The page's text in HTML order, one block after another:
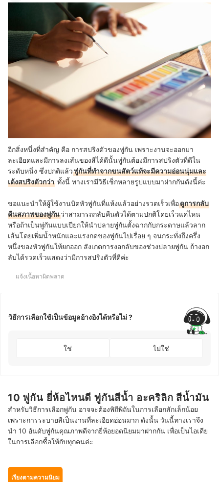
อีกสิ่งหนึ่งที่สำคัญ คือ การสปริงตัวของพู่กัน เพราะงานจะออกมา
ละเอียดและมีการลงเส้นของสีได้ดีนั้นพู่กันต้องมีการสปริงตัวที่ดีใน
ระดับหนึ่ง ซึ่งปกติแล้วพู่กันที่ทำจากขนสัตว์แท้จะมีความอ่อนนุ่มและ
เด้งสปริงตัวกว่า ทั้งนี้ ทางเรามีวิธีเช็กหลายรูปแบบมาฝากกันดังนี้ค่ะ
ขอแนะนำให้ผู้ใช้งานบิดหัวพู่กันที่แห้งแล้วอย่างรวดเร็วเพื่อดูการกลับ
คืนสภาพของพู่กันว่าสามารถกลับคืนตัวได้ตามปกติโดยเร็วแค่ไหน
หรือถ้าเป็นพู่กันแบบเปียกให้นำปลายพู่กันตั้งฉากกับกระดาษแล้วลาก
เส้นโดยเพิ่มน้ำหนักและแรงกดของพู่กันไปเรื่อย ๆ จนกระทั่งถึงครึ่ง
หนึ่งของหัวพู่กันให้ยกออก สังเกตการงอกลับของช่วงปลายพู่กัน ถ้างอก
ลับได้รวดเร็วแสดงว่ามีการสปริงตัวที่ดีค่ะ
แจ้งเนื้อหาผิดพลาด
วิธีการเลือกใช้เป็นข้อมูลอ้างอิงได้หรือไม่ ?
ใช่ ไม่ใช่
10 พู่กัน ยี่ห้อไหนดี พู่กันสีน้ำ อะคริลิก สีน้ำมัน
สำหรับวิธีการเลือกพู่กัน อาจจะต้องพิถีพิถันในการเลือกสักเล็กน้อย
เพราะการระบายสีเป็นงานที่ละเอียดอ่อนมาก ดังนั้น วันนี้ทางเราจึง
นำ 10 อันดับพู่กันคุณภาพดีจากยี่ห้อยอดนิยมมาฝากกัน เพื่อเป็นไอเดีย
ในการเลือกซื้อให้กับทุกคนค่ะ
เรียงตามความนิยม